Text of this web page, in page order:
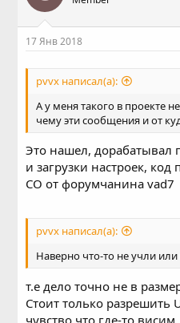
17 Янв 2018
pvvx написал(а):
А у меня такого в проекте
чему эти сообщения и от
Это нашел, дорабатывал
и загрузки настроек, код
CO от форумчанина vad7
pvvx написал(а):
Наверно что-то не учли или
т.е дело точно не в
Стоит только разрешить
чувство что где-то